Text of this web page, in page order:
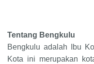
Tentang Bengkulu
Bengkulu adalah Ibu
Kota ini merupakan